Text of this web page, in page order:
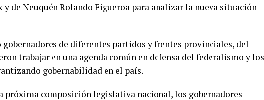
de Neuquén Rolando Figueroa para analizar la nueva situación
gobernadores de diferentes partidos y frentes provinciales, del
trabajar en una agenda común en defensa del federalismo y los
gobernabilidad en el país.
próxima composición legislativa nacional, los gobernadores